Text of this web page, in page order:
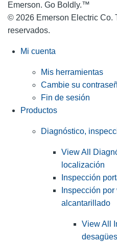
Emerson. Go Boldly.™
© 2026 Emerson Electric Co.
reservados.
Mi cuenta
Mis herramientas
Cambie su
Fin de sesión
Productos
Diagnóstico,
View All
localización
Inspección
Inspección
alcantarillado
View All